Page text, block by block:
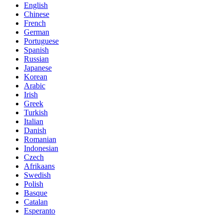
English
Chinese
French
German
Portuguese
Spanish
Russian
Japanese
Korean
Arabic
Irish
Greek
Turkish
Italian
Danish
Romanian
Indonesian
Czech
Afrikaans
Swedish
Polish
Basque
Catalan
Esperanto